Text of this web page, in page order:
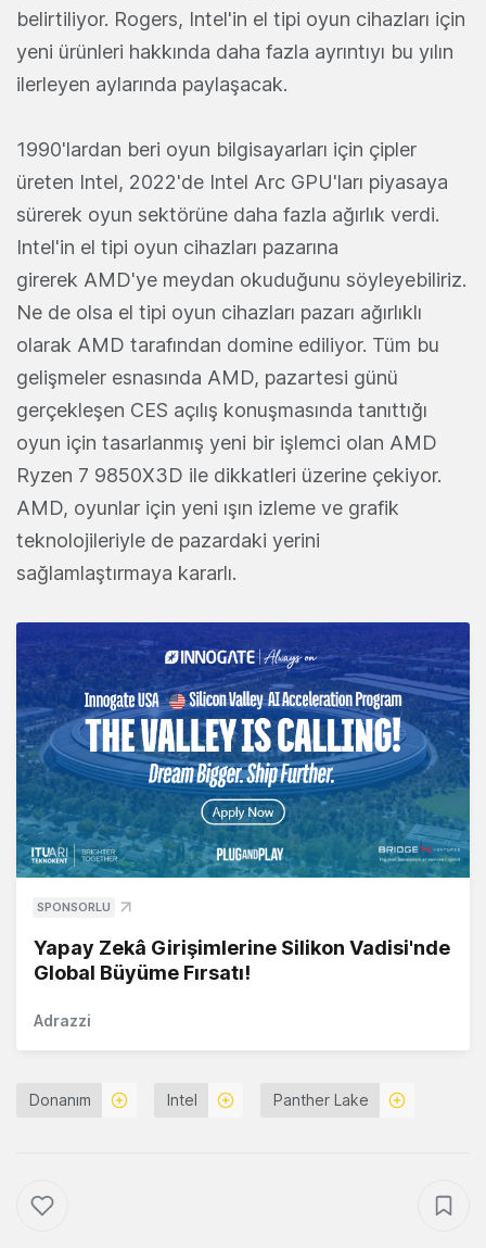
belirtiliyor. Rogers, Intel'in el tipi oyun cihazları için
yeni ürünleri hakkında daha fazla ayrıntıyı bu yılın
ilerleyen aylarında paylaşacak.
1990'lardan beri oyun bilgisayarları için çipler
üreten Intel, 2022'de Intel Arc GPU'ları piyasaya
sürerek oyun sektörüne daha fazla ağırlık verdi.
Intel'in el tipi oyun cihazları pazarına
girerek AMD'ye meydan okuduğunu söyleyebiliriz.
Ne de olsa el tipi oyun cihazları pazarı ağırlıklı
olarak AMD tarafından domine ediliyor. Tüm bu
gelişmeler esnasında AMD, pazartesi günü
gerçekleşen CES açılış konuşmasında tanıttığı
oyun için tasarlanmış yeni bir işlemci olan AMD
Ryzen 7 9850X3D ile dikkatleri üzerine çekiyor.
AMD, oyunlar için yeni ışın izleme ve grafik
teknolojileriyle de pazardaki yerini
sağlamlaştırmaya kararlı.
SPONSORLU
Yapay Zekâ Girişimlerine Silikon Vadisi'nde
Global Büyüme Fırsatı!
Adrazzi
Donanım Intel Panther Lake